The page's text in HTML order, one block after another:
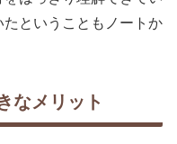
ということもノートか
なメリット